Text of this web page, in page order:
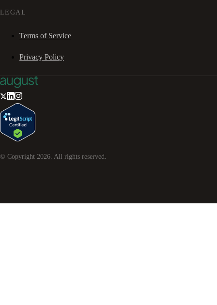
LEGAL
Terms of Service
Privacy Policy
© Copyright 2026 . All rights reserved.